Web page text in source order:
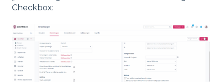
Checkbox: